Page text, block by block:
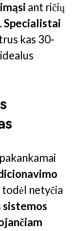
ant ričių
Specialistai
kas 30-
todėl netyčia